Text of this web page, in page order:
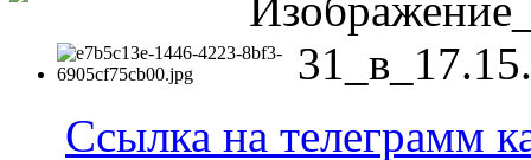
Ссылка на телеграмм